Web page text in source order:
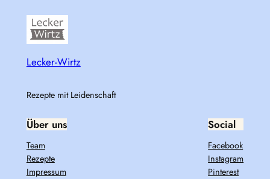
Lecker-Wirtz
Rezepte mit Leidenschaft
Über uns
Team
Rezepte
Impressum
Social
Facebook
Instagram
Pinterest